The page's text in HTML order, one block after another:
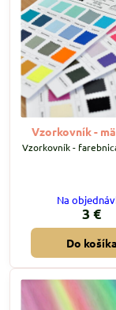
Vzorkovník -
Vzorkovník -
Na
3 €
Do košíka